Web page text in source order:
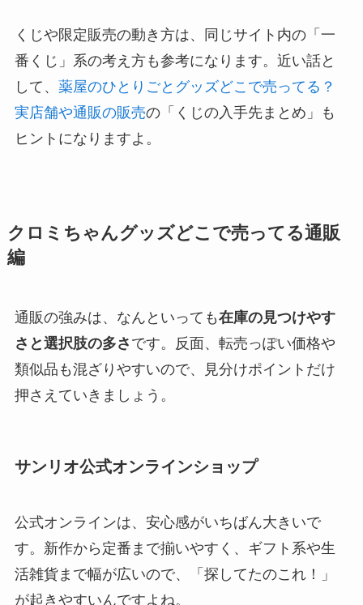
くじや限定販売の動き方は、同じサイト内の「一
番くじ」系の考え方も参考になります。近い話と
して、 薬屋のひとりごとグッズどこで売ってる？
実店舗や通販の販売の「くじの入手先まとめ」も
ヒントになりますよ。
クロミちゃんグッズどこで売ってる通販
編
通販の強みは、なんといっても在庫の見つけやす
さと選択肢の多さ です。反面、転売っぽい価格や
類似品も混ざりやすいので、見分けポイントだけ
押さえていきましょう。
サンリオ公式オンラインショップ
公式オンラインは、安心感がいちばん大きいで
す。新作から定番まで揃いやすく、ギフト系や生
活雑貨まで幅が広いので、「探してたのこれ！」
が起きやすいんですよね。